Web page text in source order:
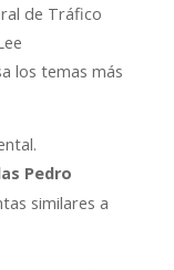
de Tráfico
los temas más
Pedro
similares a